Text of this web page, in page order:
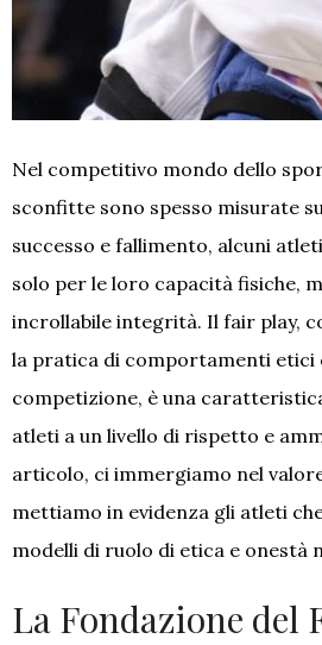
Nel competitivo mondo dello
sconfitte sono spesso misurate
successo e fallimento, alcuni
solo per le loro capacità fisiche,
incrollabile integrità. Il fair play,
la pratica di comportamenti etici
competizione, è una
atleti a un livello di rispetto e
articolo, ci immergiamo nel
mettiamo in evidenza gli atleti
modelli di ruolo di etica e onestà
La Fondazione del